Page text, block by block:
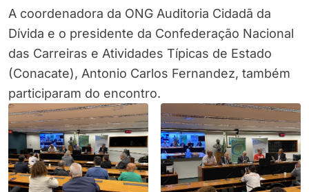
A coordenadora da ONG Auditoria Cidadã da
Dívida e o presidente da Confederação Nacional
das Carreiras e Atividades Típicas de Estado
(Conacate), Antonio Carlos Fernandez, também
participaram do encontro.